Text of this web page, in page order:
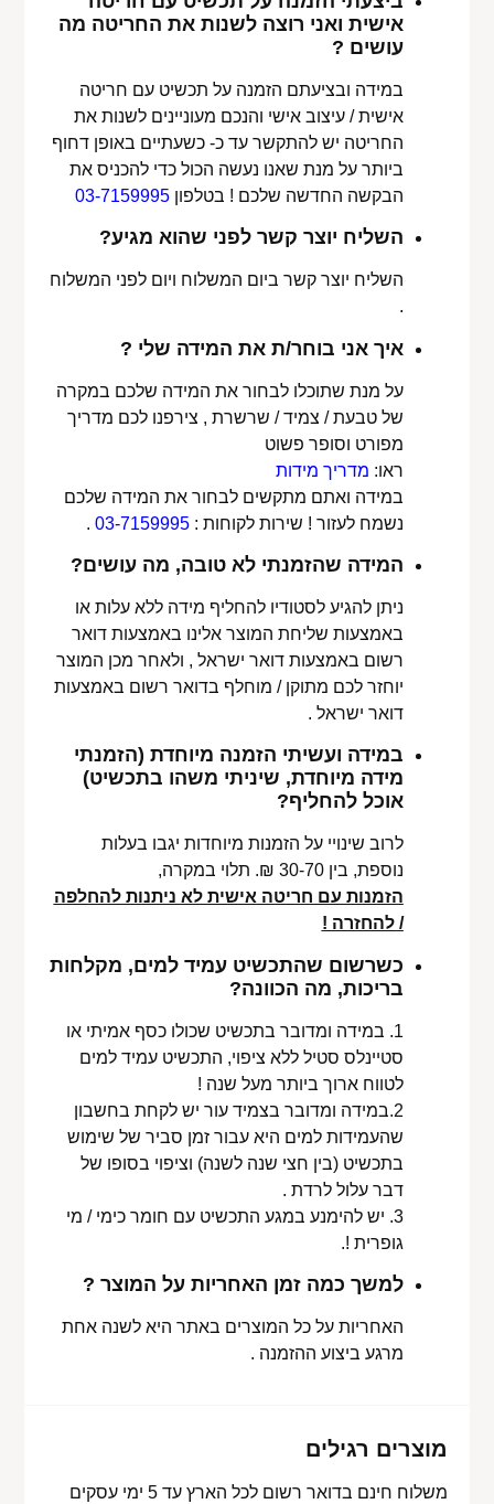
אישית ואני רוצה לשנות את החריטה מה
עושים ?
במידה ובציעתם הזמנה על תכשיט עם חריטה
אישית / עיצוב אישי והנכם מעוניינים לשנות את
החריטה יש להתקשר עד כ- כשעתיים באופן דחוף
ביותר על מנת שאנו נעשה הכול כדי להכניס את
הבקשה החדשה שלכם ! בטלפון03-7159995
השליח יוצר קשר לפני שהוא מגיע?
השליח יוצר קשר ביום המשלוח ויום לפני המשלוח
.
איך אני בוחר/ת את המידה שלי ?
על מנת שתוכלו לבחור את המידה שלכם במקרה
של טבעת / צמיד / שרשרת , צירפנו לכם מדריך
מפורט וסופר פשוט
ראו: מדריך מידות
במידה ואתם מתקשים לבחור את המידה שלכם
נשמח לעזור ! שירות לקוחות :03-7159995
.
המידה שהזמנתי לא טובה, מה עושים?
ניתן להגיע לסטודיו להחליף מידה ללא עלות או
באמצעות שליחת המוצר אלינו באמצעות דואר
רשום באמצעות דואר ישראל , ולאחר מכן המוצר
יוחזר לכם מתוקן / מוחלף בדואר רשום באמצעות
דואר ישראל .
במידה ועשיתי הזמנה מיוחדת (הזמנתי
מידה מיוחדת, שיניתי משהו בתכשיט)
אוכל להחליף?
לרוב שינויי על הזמנות מיוחדות יגבו בעלות
נוספת, בין 30-70 ₪. תלוי במקרה,
הזמנות עם חריטה אישית לא ניתנות להחלפה
/ להחזרה !
כשרשום שהתכשיט עמיד למים, מקלחות
בריכות, מה הכוונה?
1. במידה ומדובר בתכשיט שכולו כסף אמיתי או
סטיינלס סטיל ללא ציפוי, התכשיט עמיד למים
לטווח ארוך ביותר מעל שנה !
2.במידה ומדובר בצמיד עור יש לקחת בחשבון
שהעמידות למים היא עבור זמן סביר של שימוש
בתכשיט (בין חצי שנה לשנה) וציפוי בסופו של
דבר עלול לרדת .
3. יש להימנע במגע התכשיט עם חומר כימי / מי
גופרית !.
למשך כמה זמן האחריות על המוצר ?
האחריות על כל המוצרים באתר היא לשנה אחת
מרגע ביצוע ההזמנה .
מוצרים רגילים
משלוח חינם בדואר רשום לכל הארץ עד 5 ימי עסקים